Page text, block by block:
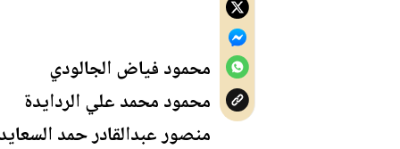
محمود فياض الجالودي
محمود محمد علي الردايدة
منصور عبدالقادر حمد